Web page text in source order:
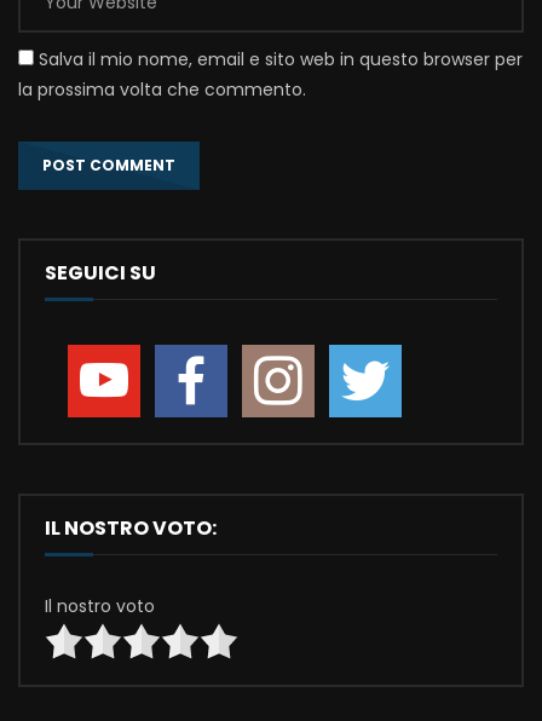
Salva il mio nome, email e sito web in questo browser per
la prossima volta che commento.
SEGUICI SU
IL NOSTRO VOTO:
Il nostro voto